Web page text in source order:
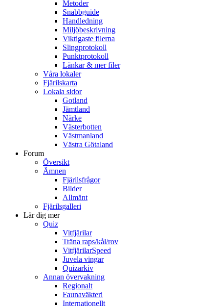
Metoder
Snabbguide
Handledning
Miljöbeskrivning
Viktigaste filerna
Slingprotokoll
Punktprotokoll
Länkar & mer filer
Våra lokaler
Fjärilskarta
Lokala sidor
Gotland
Jämtland
Närke
Västerbotten
Västmanland
Västra Götaland
Forum
Översikt
Ämnen
Fjärilsfrågor
Bilder
Allmänt
Fjärilsgalleri
Lär dig mer
Quiz
Vitfjärilar
Träna raps/kål/rov
VitfjärilarSpeed
Juvela vingar
Quizarkiv
Annan övervakning
Regionalt
Faunaväkteri
Internationellt